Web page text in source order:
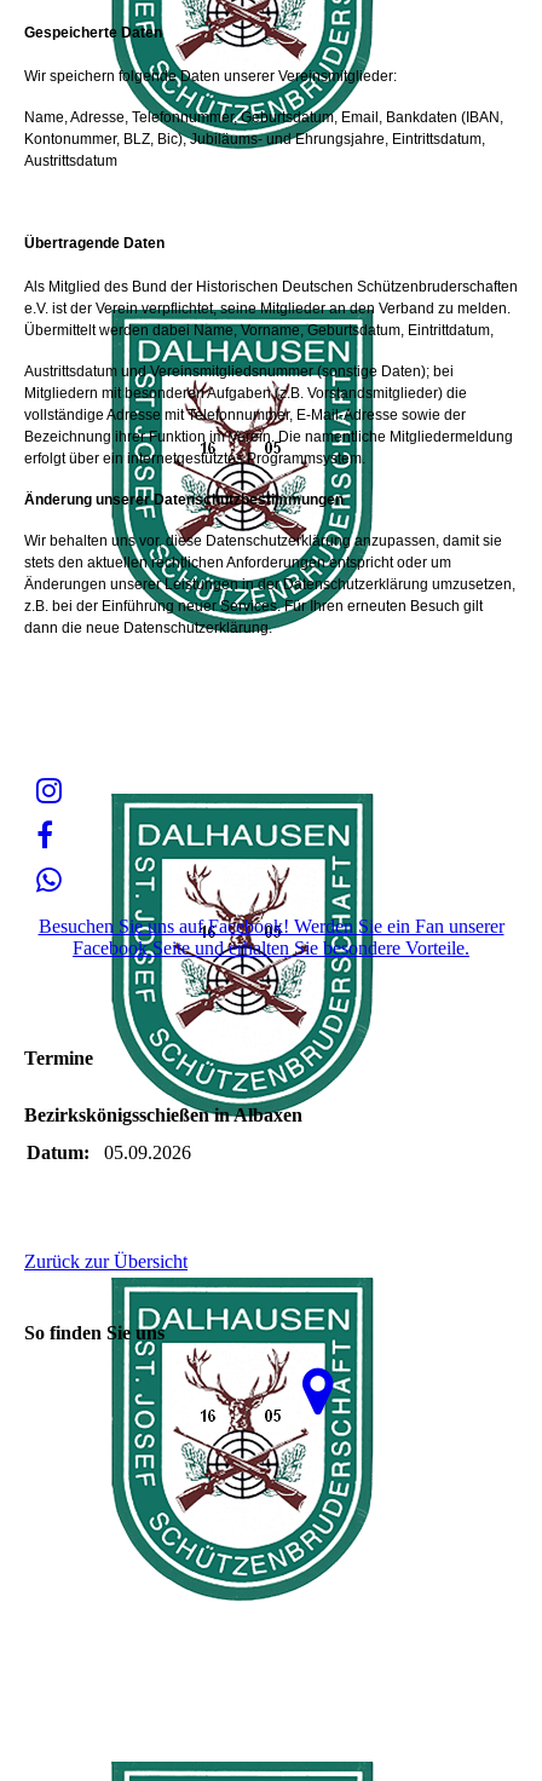
Gespeicherte Daten
Wir speichern folgende Daten unserer Vereinsmitglieder:
Name, Adresse, Telefonnummer, Geburtsdatum, Email, Bankdaten (IBAN,
Kontonummer, BLZ, Bic), Jubiläums- und Ehrungsjahre, Eintrittsdatum,
Austrittsdatum
Übertragende Daten
Als Mitglied des Bund der Historischen Deutschen Schützenbruderschaften
e.V. ist der Verein verpflichtet, seine Mitglieder an den Verband zu melden.
Übermittelt werden dabei Name, Vorname, Geburtsdatum, Eintrittdatum,
Austrittsdatum und Vereinsmitgliedsnummer (sonstige Daten); bei
Mitgliedern mit besonderen Aufgaben (z.B. Vorstandsmitglieder) die
vollständige Adresse mit Telefonnummer, E-Mail-Adresse sowie der
Bezeichnung ihrer Funktion im Verein. Die namentliche Mitgliedermeldung
erfolgt über ein internetgestütztes Programmsystem.
Änderung unserer Datenschutzbestimmungen
Wir behalten uns vor, diese Datenschutzerklärung anzupassen, damit sie
stets den aktuellen rechtlichen Anforderungen entspricht oder um
Änderungen unserer Leistungen in der Datenschutzerklärung umzusetzen,
z.B. bei der Einführung neuer Services. Für Ihren erneuten Besuch gilt
dann die neue Datenschutzerklärung.
Besuchen Sie uns auf Facebook! Werden Sie ein Fan unserer
Facebook Seite und erhalten Sie besondere Vorteile.
Termine
Bezirkskönigsschießen in Albaxen
Datum:
05.09.2026
Zurück zur Übersicht
So finden Sie uns